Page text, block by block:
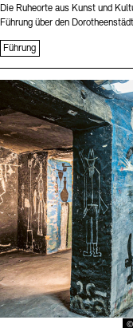
Die Ruheorte aus Kunst und
Führung über den
Führung
©